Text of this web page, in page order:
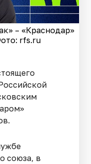
– «Краснодар»
rfs.ru
союза, в